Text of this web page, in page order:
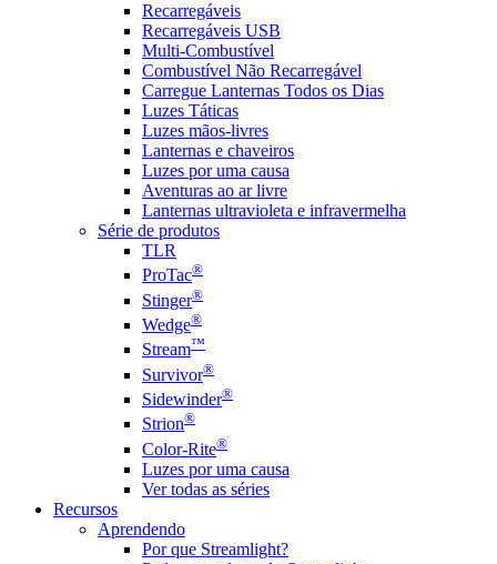
Recarregáveis
Recarregáveis USB
Multi-Combustível
Combustível Não Recarregável
Carregue Lanternas Todos os Dias
Luzes Táticas
Luzes mãos-livres
Lanternas e chaveiros
Luzes por uma causa
Aventuras ao ar livre
Lanternas ultravioleta e infravermelha
Série de produtos
TLR
ProTac®
Stinger®
Wedge®
Stream™
Survivor®
Sidewinder®
Strion®
Color-Rite®
Luzes por uma causa
Ver todas as séries
Recursos
Aprendendo
Por que Streamlight?